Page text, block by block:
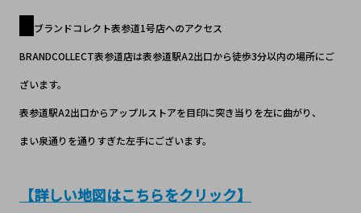
ブランドコレクト表参道1号店へのアクセス
BRANDCOLLECT表参道店は表参道駅A2出口から徒歩3分以内の場所にご
ざいます。
表参道駅A2出口からアップルストアを目印に突き当りを左に曲がり、
まい泉通りを通りすぎた左手にございます。
【詳しい地図はこちらをクリック】